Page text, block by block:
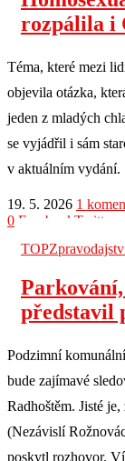
rozpálila i
Téma, které mezi
objevila otázka,
jeden z mladých
se vyjádřil i sám
v aktuálním vydání.
19. 5. 2026 1
0 Facebook Twitter
TOP
představil
Podzimní
bude zajímavé
Radhoštěm. Jisté
(Nezávislí
poskytl rozhovor.